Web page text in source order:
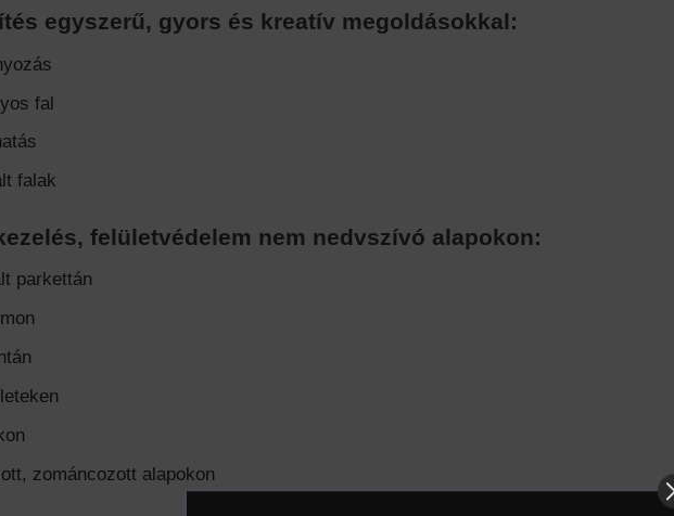
egyszerű, gyors és kreatív megoldásokkal:
fal
falak
felületvédelem nem nedvszívó alapokon:
parkettán
zománcozott alapokon